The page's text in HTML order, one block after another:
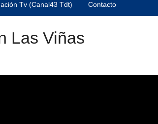
Tv (Canal43 Tdt) Contacto
Las Viñas